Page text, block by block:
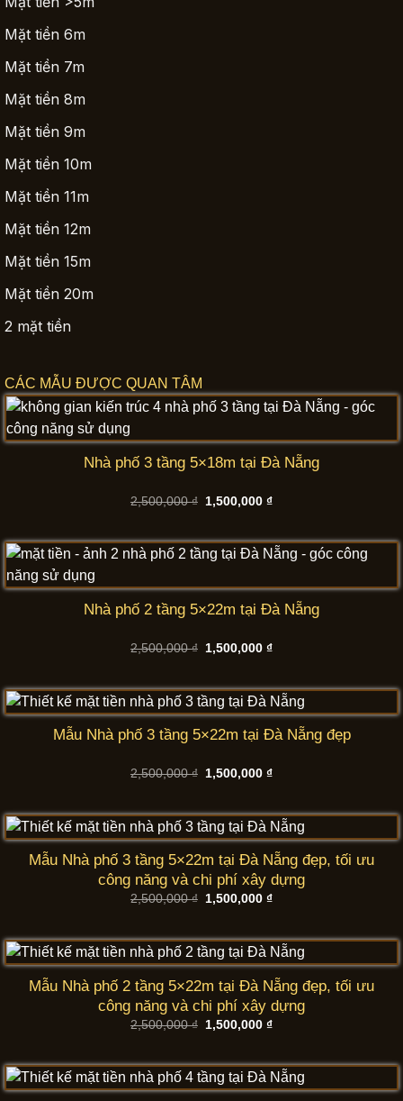
Mặt tiền 6m
Mặt tiền 7m
Mặt tiền 8m
Mặt tiền 9m
Mặt tiền 10m
Mặt tiền 11m
Mặt tiền 12m
Mặt tiền 15m
Mặt tiền 20m
2 mặt tiền
CÁC MẪU ĐƯỢC QUAN TÂM
Nhà phố 3 tầng 5×18m tại Đà Nẵng
2,500,000₫
Giá
gốc
1,500,000₫Giá
1,500,000 ₫.
Nhà phố 2 tầng 5×22m tại Đà Nẵng
2,500,000₫
Giá
1,500,000₫Giá
1,500,000 ₫.
Mẫu Nhà phố 3 tầng 5×22m tại Đà Nẵng đẹp
2,500,000₫
Giá
1,500,000₫Giá
1,500,000 ₫.
Mẫu Nhà phố 3 tầng 5×22m tại Đà Nẵng đẹp, tối ưu
công năng và chi phí xây dựng
2,500,000₫
Giá
1,500,000₫Giá
1,500,000 ₫.
Mẫu Nhà phố 2 tầng 5×22m tại Đà Nẵng đẹp, tối ưu
công năng và chi phí xây dựng
2,500,000₫
Giá
gốc
1,500,000₫Giá
1,500,000 ₫.